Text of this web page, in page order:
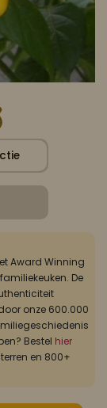
Award Winning
De
onze 600.000
Bestel hier
en 800+